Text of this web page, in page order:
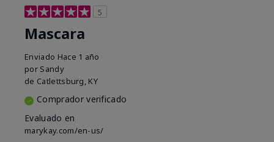
5
Mascara
Enviado Hace 1 año
por Sandy
de Catlettsburg, KY
Comprador verificado
Evaluado en
marykay.com/en-us/